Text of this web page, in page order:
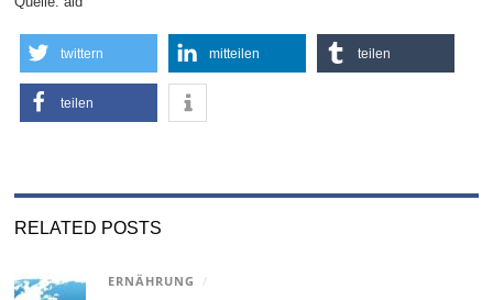
twittern mitteilen teilen
teilen
RELATED POSTS
ERNÄHRUNG /